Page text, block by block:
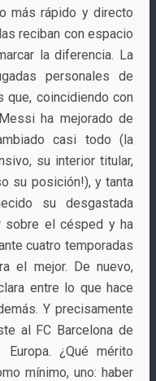
más rápido y directo
reciban con espacio
la diferencia. La
personales de
que, coincidiendo con
ha mejorado de
casi todo (la
su interior titular,
su posición!), y tanta
su desgastada
sobre el césped y ha
cuatro temporadas
el mejor. De nuevo,
entre lo que hace
Y precisamente
al FC Barcelona de
¿Qué mérito
mínimo, uno: haber